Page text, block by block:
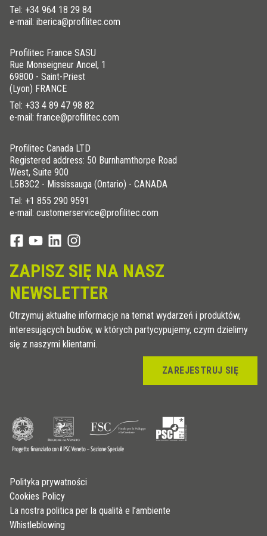
Tel: +34 964 18 29 84
e-mail: iberica@profilitec.com
Profilitec France SASU
Rue Monseigneur Ancel, 1
69800 - Saint-Priest
(Lyon) FRANCE
Tel: +33 4 89 47 98 82
e-mail: france@profilitec.com
Profilitec Canada LTD
Registered address: 50 Burnhamthorpe Road
West, Suite 900
L5B3C2 - Mississauga (Ontario) - CANADA
Tel: +1 855 290 9591
e-mail: customerservice@profilitec.com
ZAPISZ SIĘ NA NASZ
NEWSLETTER
Otrzymuj aktualne informacje na temat wydarzeń i produktów,
interesujących budów, w których partycypujemy, czym dzielimy
się z naszymi klientami.
ZAREJESTRUJ SIĘ
Polityka prywatności
Cookies Policy
La nostra politica per la qualità e l’ambiente
Whistleblowing